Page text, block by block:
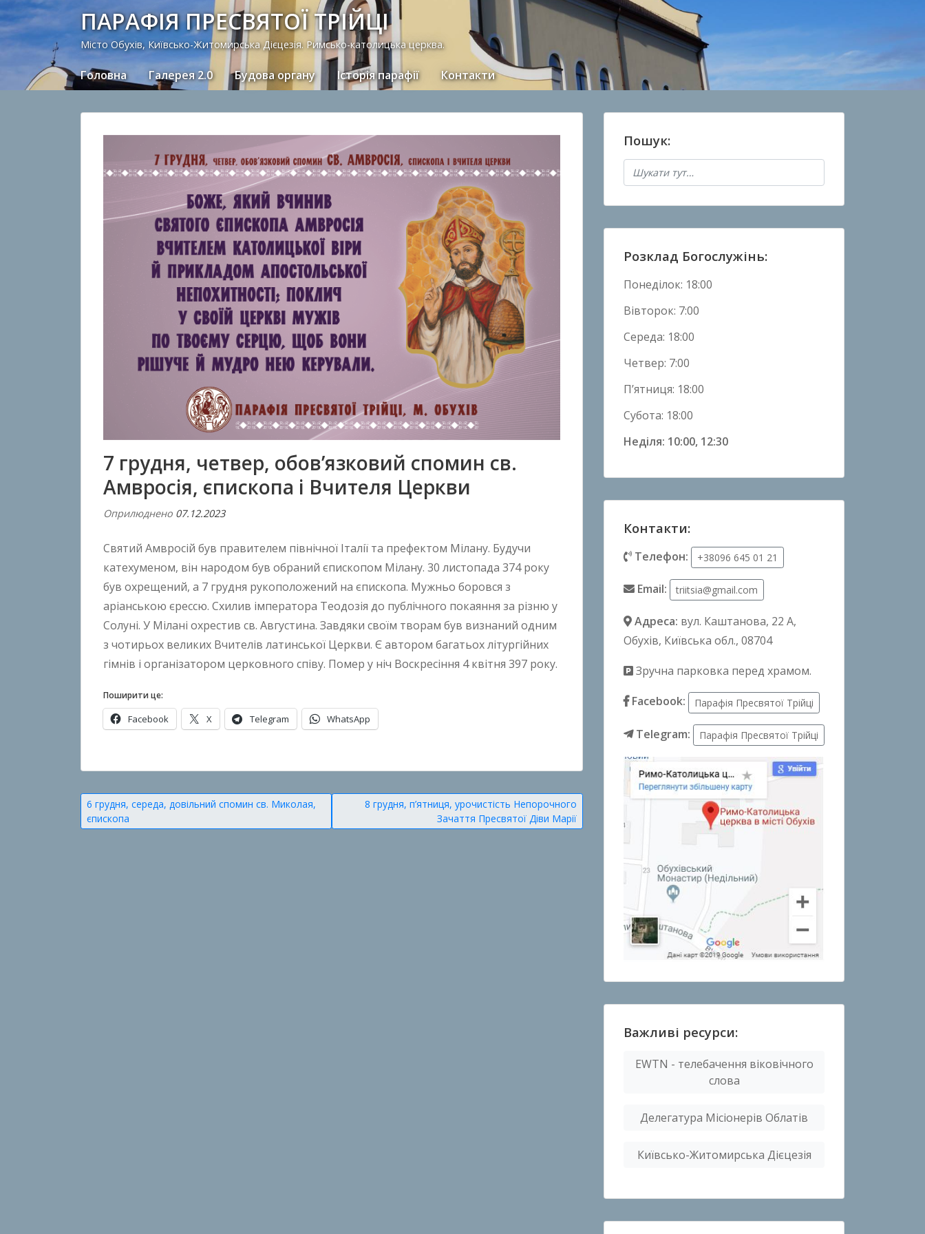
ПАРАФІЯ ПРЕСВЯТОЇ ТРІЙЦІ
Місто Обухів, Київсько-Житомирська Дієцезія. Римсько-католицька церква.
Головна Галерея 2.0 Будова органу Історія парафії Контакти
7 грудня, четвер, обов’язковий спомин св.
Амвросія, єпископа і Вчителя Церкви
Оприлюднено 07.12.2023В
д
A
n
n
B
o
o
Святий Амвросій був правителем північної Італії та префектом Мілану. Будучи
катехуменом, він народом був обраний єпископом Мілану. 30 листопада 374 року
був охрещений, а 7 грудня рукоположений на єпископа. Мужньо боровся з
аріанською єрессю. Схилив імператора Теодозія до публічного покаяння за різню у
Солуні. У Мілані охрестив св. Августина. Завдяки своїм творам був визнаний одним
з чотирьох великих Вчителів латинської Церкви. Є автором багатьох літургійних
гімнів і організатором церковного співу. Помер у ніч Воскресіння 4 квітня 397 року.
Поширити це:
Facebook X Telegram WhatsApp
п
у
б
л
Навігація
записів
6 грудня, середа, довільний спомин св. Миколая,
єпископа
8 грудня, п’ятниця, урочистість Непорочного
Зачаття Пресвятої Діви Марії
Пошук:
Розклад Богослужінь:
Понеділок: 18:00
Вівторок: 7:00
Середа: 18:00
Четвер: 7:00
П’ятниця: 18:00
Субота: 18:00
Неділя: 10:00, 12:30
Контакти:
Телефон: +38096 645 01 21
Email: triitsia@gmail.com
Адреса: вул. Каштанова, 22 А,
Обухів, Київська обл., 08704
Зручна парковка перед храмом.
Facebook:
Парафія Пресвятої Трійці
Telegram: Парафія Пресвятої Трійці
Важливі ресурси:
EWTN - телебачення віковічного
слова
Делегатура Місіонерів Облатів
Київсько-Житомирська Дієцезія